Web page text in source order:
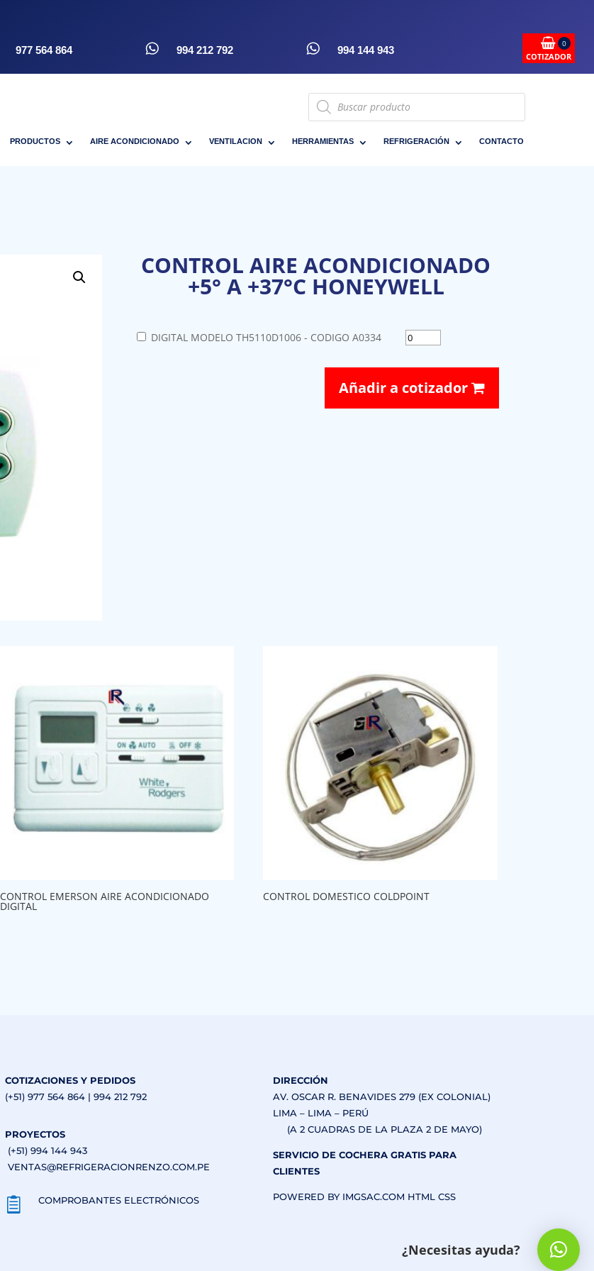
977 564 864 994 212 792 994 144 943
0
COTIZADOR
Búsqueda
de
productos
PRODUCTOS AIRE ACONDICIONADO VENTILACION HERRAMIENTAS REFRIGERACIÓN CONTACTO
CONTROL AIRE ACONDICIONADO
+5° A +37°C HONEYWELL
DIGITAL MODELO TH5110D1006 - CODIGO A0334
Añadir a cotizador
CONTROL EMERSON AIRE ACONDICIONADO
DIGITAL
CONTROL DOMESTICO COLDPOINT
COTIZACIONES Y PEDIDOS
(+51) 977 564 864 | 994 212 792
PROYECTOS
(+51) 994 144 943
VENTAS@REFRIGERACIONRENZO.COM.PE
 COMPROBANTES ELECTRÓNICOS
DIRECCIÓN
AV. OSCAR R. BENAVIDES 279 (EX COLONIAL)
LIMA – LIMA – PERÚ
(A 2 CUADRAS DE LA PLAZA 2 DE MAYO)
SERVICIO DE COCHERA GRATIS PARA
CLIENTES
POWERED BY IMGSAC.COM HTML CSS
¿Necesitas ayuda?